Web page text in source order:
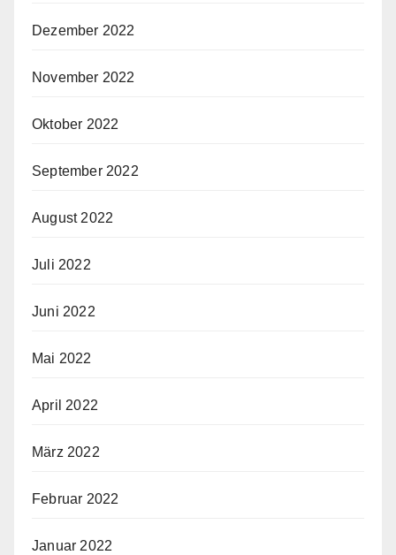
Dezember 2022
November 2022
Oktober 2022
September 2022
August 2022
Juli 2022
Juni 2022
Mai 2022
April 2022
März 2022
Februar 2022
Januar 2022